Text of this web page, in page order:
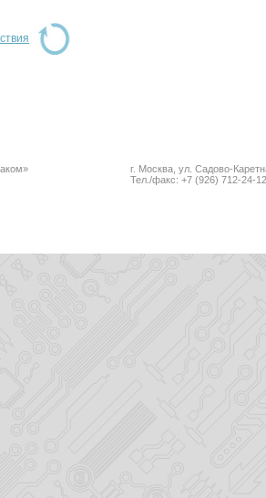
г. Москва, ул. Садово-
Тел./факс: +7 (926) 712-24-12